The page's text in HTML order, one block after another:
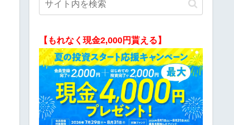
【もれなく現金2,000円貰える】